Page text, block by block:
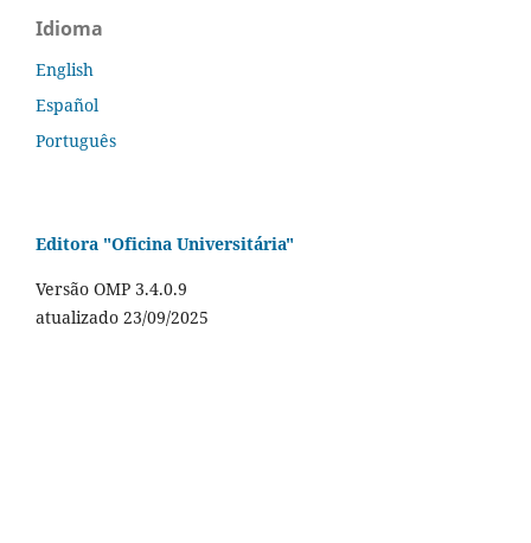
Idioma
English
Español
Português
Editora "Oficina Universitária"
Versão OMP 3.4.0.9
atualizado 23/09/2025